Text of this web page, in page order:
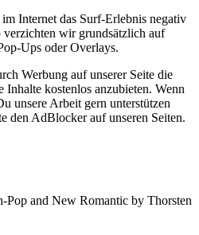
Internet das Surf-Erlebnis negativ
wir grundsätzlich auf
Ups oder Overlays.
Werbung auf unserer Seite die
kostenlos anzubieten. Wenn
unsere Arbeit gern unterstützen
den AdBlocker auf unseren Seiten.
Pop and New Romantic by Thorsten